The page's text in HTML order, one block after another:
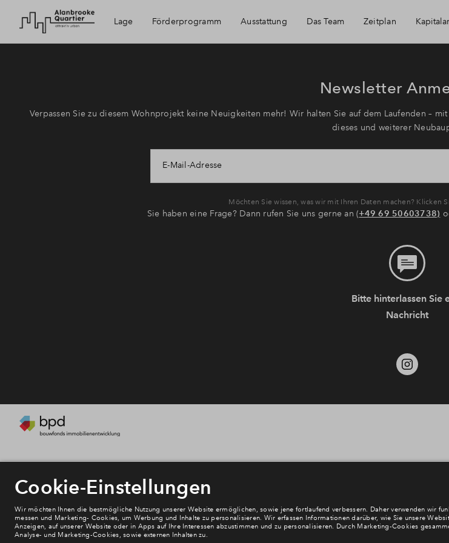
Lage
Erreichbarkeit
Förderprogramm Ausstattung Das Team
Die Architekten
Zeitplan
AfA
Newsletter
Verpassen Sie zu diesem Wohnprojekt keine Neuigkeiten mehr! Wir halten Sie auf dem Laufenden –
dieses und weiterer
E-Mail-Adresse
Möchten Sie wissen, was wir mit Ihren Daten machen? Klicken
Sie haben eine Frage? Dann rufen Sie uns gerne an (+49 69 50603738)
Bitte hinterlassen Sie
Nachricht